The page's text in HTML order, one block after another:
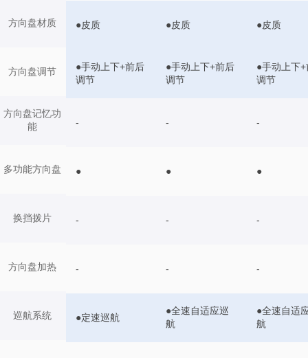
方向盘材质
方向盘调节
方向盘记忆功
能
多功能方向盘
换挡拨片
方向盘加热
巡航系统
●皮质 ●皮质 ●皮质
●手动上下+前后
调节
●手动上下+前后
调节
●手动上下
调节
- - -
● ● ●
- - -
- - -
●定速巡航
●全速自适应巡
航
●全速自适
航